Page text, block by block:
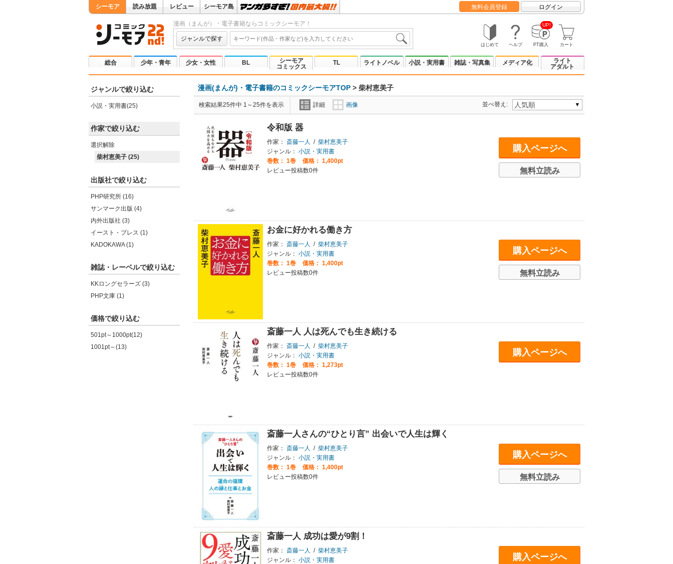
シーモア 読み放題 レビュー シーモア島 無料会員登録 ログイン
漫画（まんが）・電子書籍ならコミックシーモア！
ジャンルで探す
はじめて ヘルプ
UP!
PT購入 カート
総合 少年・青年 少女・女性 BL
シーモア
コミックス
TL ライトノベル 小説・実用書 雑誌・写真集 メディア化
ライト
アダルト
ジャンルで絞り込む
小説・実用書(25)
作家で絞り込む
選択解除
柴村恵美子 (25)
出版社で絞り込む
PHP研究所 (16)
サンマーク出版 (4)
内外出版社 (3)
イースト・プレス (1)
KADOKAWA (1)
雑誌・レーベルで絞り込む
KKロングセラーズ (3)
PHP文庫 (1)
価格で絞り込む
501pt～1000pt(12)
1001pt～(13)
漫画(まんが)・電子書籍のコミックシーモアTOP > 柴村恵美子
検索結果25件中 1～25件を表示 詳細 画像 並べ替え:
令和版 器
作家： 斎藤一人 / 柴村恵美子
ジャンル： 小説・実用書
巻数： 1巻
価格： 1,400pt
レビュー投稿数0件
購入ページへ
無料立読み
お金に好かれる働き方
作家： 斎藤一人 / 柴村恵美子
ジャンル： 小説・実用書
巻数： 1巻
価格： 1,400pt
レビュー投稿数0件
購入ページへ
無料立読み
斎藤一人 人は死んでも生き続ける
作家： 斎藤一人 / 柴村恵美子
ジャンル： 小説・実用書
巻数： 1巻
価格： 1,273pt
レビュー投稿数0件
購入ページへ
斎藤一人さんの“ひとり言” 出会いで人生は輝く
作家： 斎藤一人 / 柴村恵美子
ジャンル： 小説・実用書
巻数： 1巻
価格： 1,400pt
レビュー投稿数0件
購入ページへ
無料立読み
斎藤一人 成功は愛が9割！
作家： 斎藤一人 / 柴村恵美子
ジャンル： 小説・実用書
購入ページへ